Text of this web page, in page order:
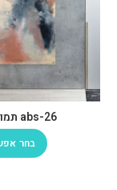
abs-26 תמונת זכוכית
בחר